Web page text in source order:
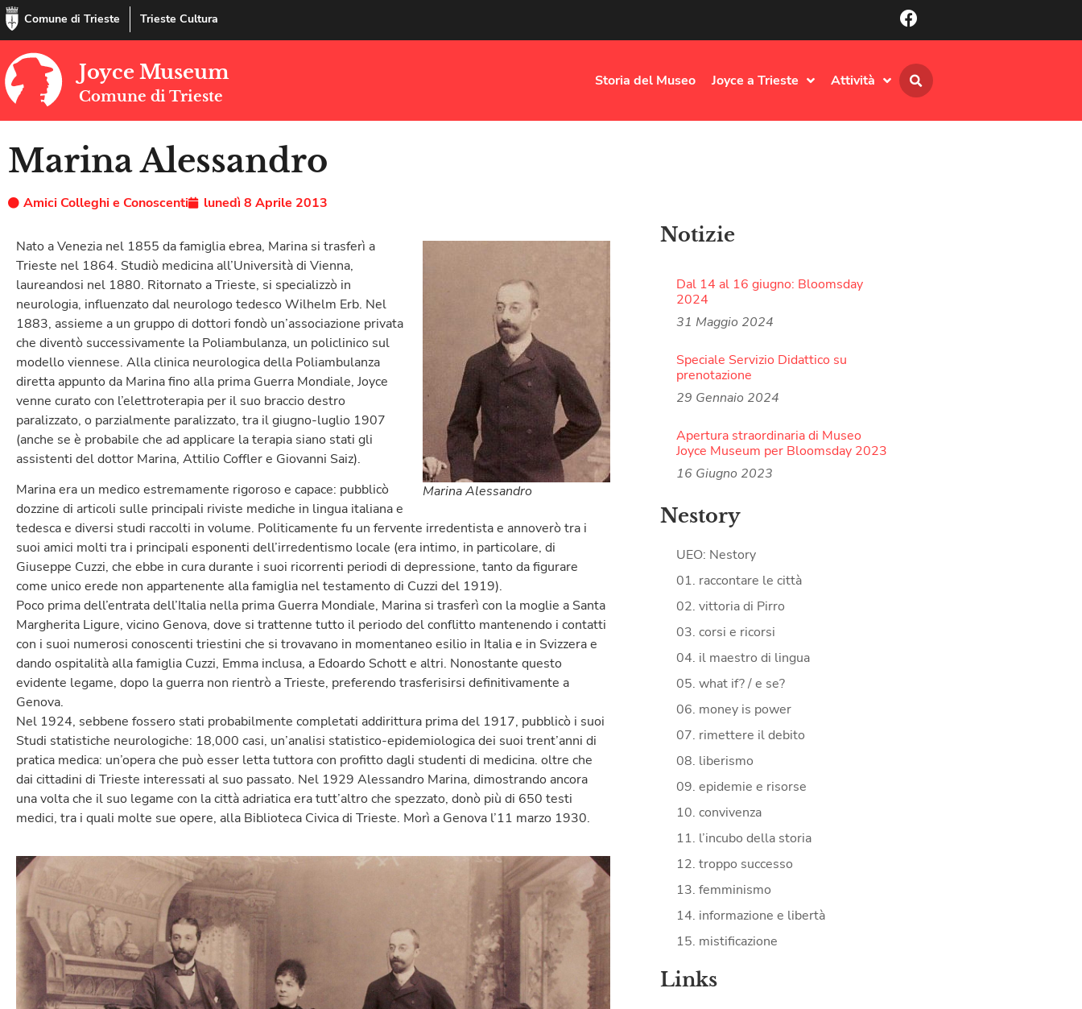
Comune di Trieste Trieste Cultura
Joyce Museum
Comune di Trieste
Storia del Museo Joyce a Trieste Attività
Marina Alessandro
Amici Colleghi e Conoscenti lunedì 8 Aprile 2013
Marina Alessandro
Nato a Venezia nel 1855 da famiglia ebrea, Marina si trasferì a
Trieste nel 1864. Studiò medicina all’Università di Vienna,
laureandosi nel 1880. Ritornato a Trieste, si specializzò in
neurologia, influenzato dal neurologo tedesco Wilhelm Erb. Nel
1883, assieme a un gruppo di dottori fondò un’associazione privata
che diventò successivamente la Poliambulanza, un policlinico sul
modello viennese. Alla clinica neurologica della Poliambulanza
diretta appunto da Marina fino alla prima Guerra Mondiale, Joyce
venne curato con l’elettroterapia per il suo braccio destro
paralizzato, o parzialmente paralizzato, tra il giugno-luglio 1907
(anche se è probabile che ad applicare la terapia siano stati gli
assistenti del dottor Marina, Attilio Coffler e Giovanni Saiz).
Marina era un medico estremamente rigoroso e capace: pubblicò
dozzine di articoli sulle principali riviste mediche in lingua italiana e
tedesca e diversi studi raccolti in volume. Politicamente fu un fervente irredentista e annoverò tra i
suoi amici molti tra i principali esponenti dell’irredentismo locale (era intimo, in particolare, di
Giuseppe Cuzzi, che ebbe in cura durante i suoi ricorrenti periodi di depressione, tanto da figurare
come unico erede non appartenente alla famiglia nel testamento di Cuzzi del 1919).
Poco prima dell’entrata dell’Italia nella prima Guerra Mondiale, Marina si trasferì con la moglie a Santa
Margherita Ligure, vicino Genova, dove si trattenne tutto il periodo del conflitto mantenendo i contatti
con i suoi numerosi conoscenti triestini che si trovavano in momentaneo esilio in Italia e in Svizzera e
dando ospitalità alla famiglia Cuzzi, Emma inclusa, a Edoardo Schott e altri. Nonostante questo
evidente legame, dopo la guerra non rientrò a Trieste, preferendo trasferisirsi definitivamente a
Genova.
Nel 1924, sebbene fossero stati probabilmente completati addirittura prima del 1917, pubblicò i suoi
Studi statistiche neurologiche: 18,000 casi, un’analisi statistico-epidemiologica dei suoi trent’anni di
pratica medica: un’opera che può esser letta tuttora con profitto dagli studenti di medicina. oltre che
dai cittadini di Trieste interessati al suo passato. Nel 1929 Alessandro Marina, dimostrando ancora
una volta che il suo legame con la città adriatica era tutt’altro che spezzato, donò più di 650 testi
medici, tra i quali molte sue opere, alla Biblioteca Civica di Trieste. Morì a Genova l’11 marzo 1930.
Notizie
Dal 14 al 16 giugno: Bloomsday
2024
31 Maggio 2024
Speciale Servizio Didattico su
prenotazione
29 Gennaio 2024
Apertura straordinaria di Museo
Joyce Museum per Bloomsday 2023
16 Giugno 2023
Nestory
UEO: Nestory
01. raccontare le città
02. vittoria di Pirro
03. corsi e ricorsi
04. il maestro di lingua
05. what if? / e se?
06. money is power
07. rimettere il debito
08. liberismo
09. epidemie e risorse
10. convivenza
11. l’incubo della storia
12. troppo successo
13. femminismo
14. informazione e libertà
15. mistificazione
Links